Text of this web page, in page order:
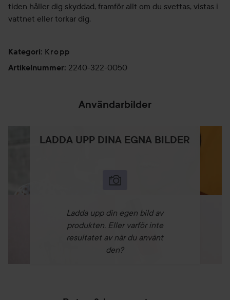
tiden håller dig skyddad, framför allt om du svettas, vistas i
vattnet eller torkar dig.
Kategori: Kropp
Artikelnummer: 2240-322-0050
Användarbilder
LADDA UPP DINA EGNA BILDER
Ladda upp din egen bild av
produkten. Eller varför inte
resultatet av när du använt
den?